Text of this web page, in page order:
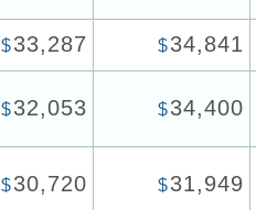
$33,287 $34,841
$32,053 $34,400
$30,720 $31,949